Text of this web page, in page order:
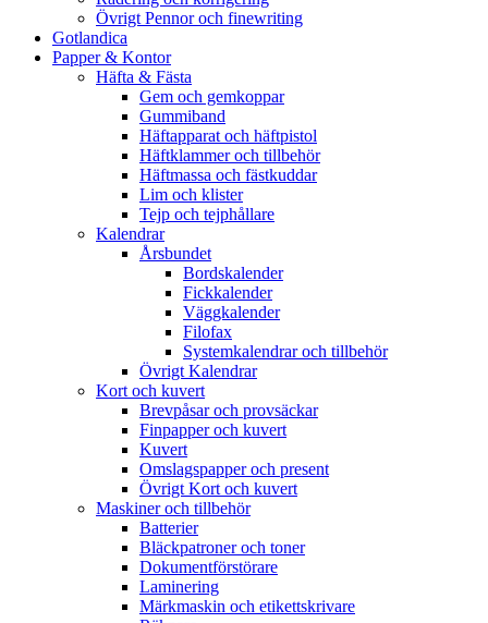
Övrigt Pennor och finewriting
Gotlandica
Papper & Kontor
Häfta & Fästa
Gem och gemkoppar
Gummiband
Häftapparat och häftpistol
Häftklammer och tillbehör
Häftmassa och fästkuddar
Lim och klister
Tejp och tejphållare
Kalendrar
Årsbundet
Bordskalender
Fickkalender
Väggkalender
Filofax
Systemkalendrar och tillbehör
Övrigt Kalendrar
Kort och kuvert
Brevpåsar och provsäckar
Finpapper och kuvert
Kuvert
Omslagspapper och present
Övrigt Kort och kuvert
Maskiner och tillbehör
Batterier
Bläckpatroner och toner
Dokumentförstörare
Laminering
Märkmaskin och etikettskrivare